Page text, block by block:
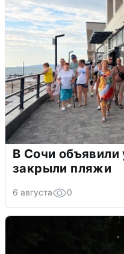
В Сочи объявили
закрыли пляжи
6 августа 0